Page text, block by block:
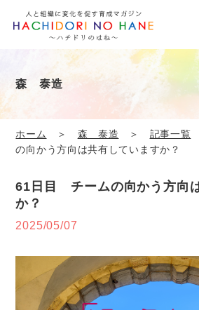
森 泰造
ホーム ＞ 森 泰造 ＞ 記事一覧
の向かう方向は共有していますか？
61日目 チームの向かう方向
か？
2025/05/07